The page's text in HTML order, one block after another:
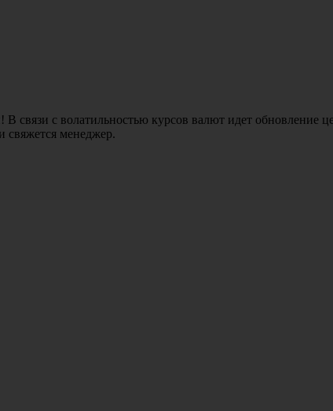
связи с волатильностью курсов валют идет обновление
свяжется менеджер.